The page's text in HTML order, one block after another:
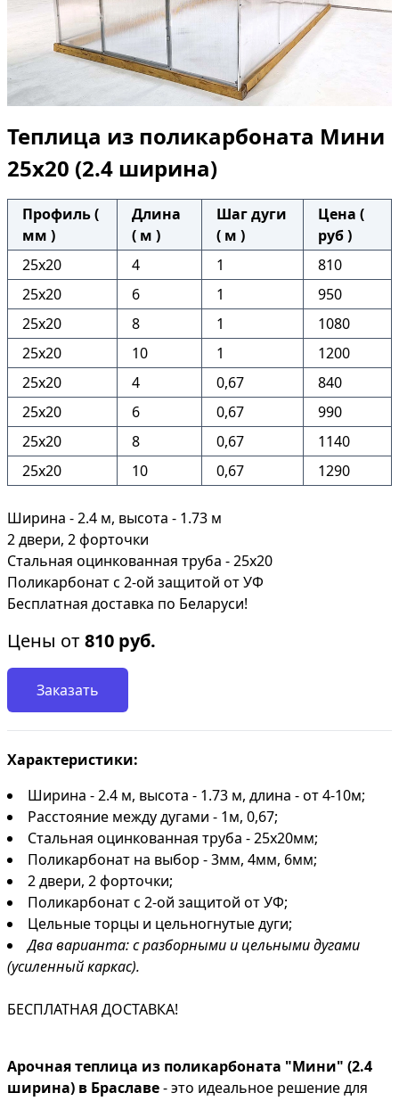
Теплица из поликарбоната Мини
25х20 (2.4 ширина)
Профиль (
мм )
Длина
( м )
Шаг дуги
( м )
Цена (
руб )
25х20
4 1
810
25х20
6 1
950
25х20
8 1
1080
25х20
10 1
1200
25х20
4 0,67
840
25х20
6 0,67
990
25х20
8 0,67
1140
25х20
10 0,67 1290
Ширина - 2.4 м, высота - 1.73 м
2 двери, 2 форточки
Стальная оцинкованная труба - 25х20
Поликарбонат с 2-ой защитой от УФ
Бесплатная доставка по Беларуси!
Цены от810 руб.
Заказать
Характеристики:
Ширина - 2.4 м, высота - 1.73 м, длина - от 4-10м;
Расстояние между дугами - 1м, 0,67;
Стальная оцинкованная труба - 25х20мм;
Поликарбонат на выбор - 3мм, 4мм, 6мм;
2 двери, 2 форточки;
Поликарбонат с 2-ой защитой от УФ;
Цельные торцы и цельногнутые дуги;
Два варианта: с разборными и цельными дугами
(усиленный каркас).
БЕСПЛАТНАЯ ДОСТАВКА!
Арочная теплица из поликарбоната "Мини" (2.4
ширина) в Браславе- это идеальное решение для